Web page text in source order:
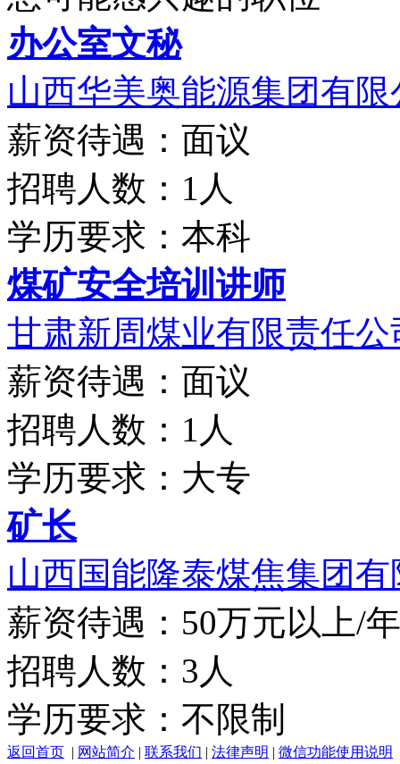
办公室文秘
山西华美奥能源集团有限
薪资待遇：面议
招聘人数：1人
学历要求：本科
煤矿安全培训讲师
甘肃新周煤业有限责任公
薪资待遇：面议
招聘人数：1人
学历要求：大专
矿长
山西国能隆泰煤焦集团
薪资待遇：50万元以上/年
招聘人数：3人
学历要求：不限制
返回首页 | 网站简介 | 联系我们 | 法律声明 | 微信功能使用说明